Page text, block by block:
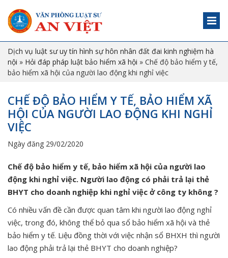
Dịch vụ luật sư uy tín hình sự hôn nhân đất đai kinh nghiệm hà
nội » Hỏi đáp pháp luật bảo hiểm xã hội » Chế độ bảo hiểm y tế,
bảo hiểm xã hội của người lao động khi nghỉ việc
CHẾ ĐỘ BẢO HIỂM Y TẾ, BẢO HIỂM XÃ
HỘI CỦA NGƯỜI LAO ĐỘNG KHI NGHỈ
VIỆC
Ngày đăng 29/02/2020
Chế độ bảo hiểm y tế, bảo hiểm xã hội của người lao
động khi nghỉ việc. Người lao động có phải trả lại thẻ
BHYT cho doanh nghiệp khi nghỉ việc ở công ty không ?
Có nhiều vấn đề cần được quan tâm khi người lao động nghỉ
việc, trong đó, không thể bỏ qua sổ bảo hiểm xã hội và thẻ
bảo hiểm y tế. Liệu đồng thời với việc nhận sổ BHXH thì người
lao động phải trả lại thẻ BHYT cho doanh nghiệp?